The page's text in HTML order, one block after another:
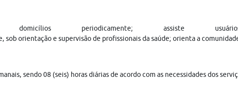
periodicamente; assiste usuários,
sob orientação e supervisão de profissionais da saúde; orienta a
sendo 08 (seis) horas diárias de acordo com as necessidades dos